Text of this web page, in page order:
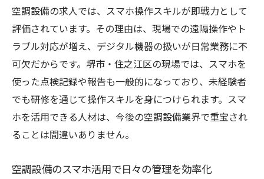
空調設備の求人では、スマホ操作スキルが即戦力として
評価されています。その理由は、現場での遠隔操作やト
ラブル対応が増え、デジタル機器の扱いが日常業務に不
可欠だからです。堺市・住之江区の現場では、スマホを
使った点検記録や報告も一般的になっており、未経験者
でも研修を通じて操作スキルを身につけられます。スマ
ホを活用できる人材は、今後の空調設備業界で重宝され
ることは間違いありません。
空調設備のスマホ活用で日々の管理を効率化